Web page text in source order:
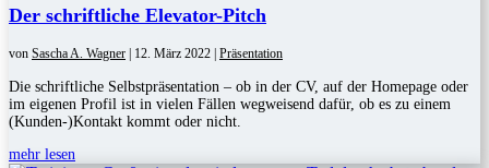
Der schriftliche Elevator-Pitch
von Sascha A. Wagner 12. März 2022 Präsentation
Die schriftliche Selbstpräsentation – ob in der CV, auf der Homepage oder
im eigenen Profil ist in vielen Fällen wegweisend dafür, ob es zu einem
(Kunden-)Kontakt kommt oder nicht.
mehr lesen